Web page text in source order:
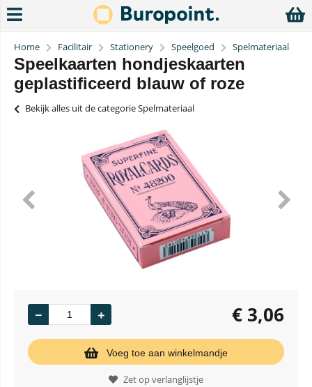
Home Facilitair Stationery Speelgoed Spelmateriaal
Speelkaarten hondjeskaarten
geplastificeerd blauw of roze
Bekijk alles uit de categorie Spelmateriaal
€ 3,06
Voeg toe aan winkelmandje
Zet op verlanglijstje